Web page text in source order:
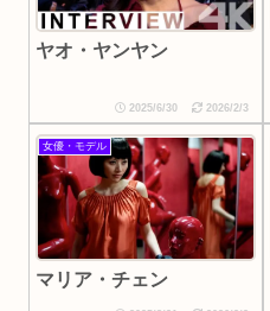
ヤオ・ヤンヤン
2025/6/30 2026/2/3
女優・モデル
マリア・チェン